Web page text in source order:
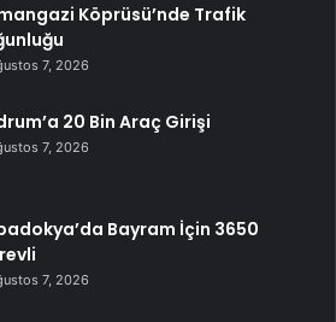
Köprüsü’nde Trafik
7, 2026
20 Bin Araç Girişi
7, 2026
Bayram İçin 3650
7, 2026